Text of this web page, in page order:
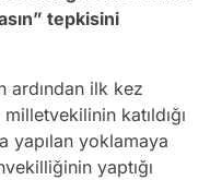
tepkisini
ardından ilk kez
katıldığı
yapılan yoklamaya
yaptığı